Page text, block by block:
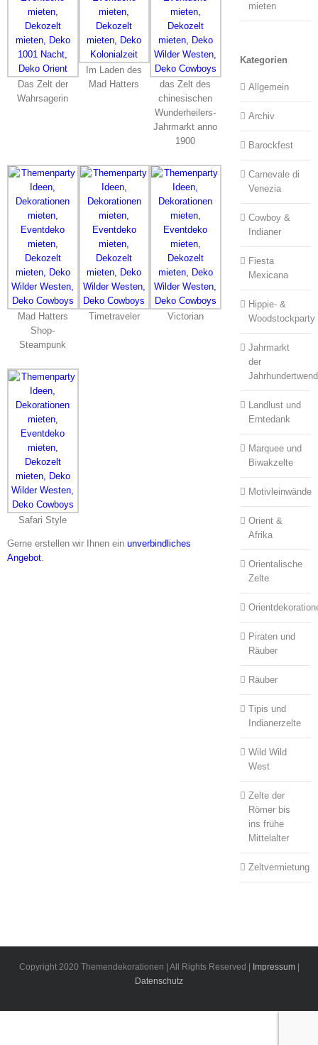
Das Zelt der
Wahrsagerin
Im Laden des
Mad Hatters
das Zelt des
chinesischen
Wunderheilers-
Jahrmarkt anno
1900
Mad Hatters
Shop-
Steampunk
Timetraveler Victorian
Safari Style
Gerne erstellen wir Ihnen ein unverbindliches
Angebot.
mieten
Kategorien
Allgemein
Archiv
Barockfest
Carnevale di
Venezia
Cowboy &
Indianer
Fiesta
Mexicana
Hippie- &
Woodstockparty
Jahrmarkt
der
Landlust und
Erntedank
Marquee und
Biwakzelte
Motivleinwände
Orient &
Afrika
Orientalische
Zelte
Piraten und
Räuber
Räuber
Tipis und
Indianerzelte
Wild Wild
West
Zelte der
Römer bis
ins frühe
Mittelalter
Zeltvermietung
Copyright 2020 Themendekorationen | All Rights Reserved | Impressum|
Datenschutz